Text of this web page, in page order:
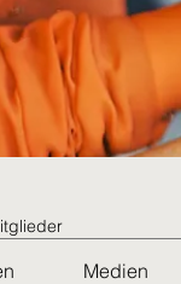
Medien